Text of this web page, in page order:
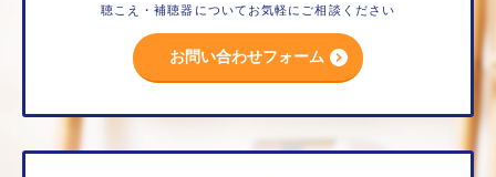
聴こえ・補聴器についてお気軽にご相談ください
お問い合わせフォーム